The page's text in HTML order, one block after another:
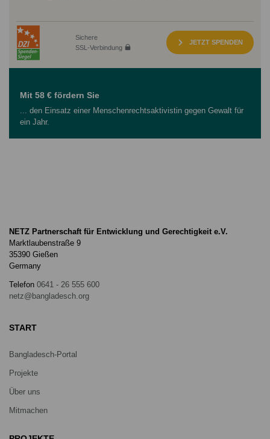
Sichere
SSL-Verbindung
JETZT SPENDEN
Mit 58 € fördern Sie
... den Einsatz einer Menschenrechtsaktivistin gegen Gewalt für
ein Jahr.
NETZ Partnerschaft für Entwicklung und Gerechtigkeit e.V.
Marktlaubenstraße 9
35390 Gießen
Germany
Telefon 0641 - 26 555 600
netz@bangladesch.org
START
Bangladesch-Portal
Projekte
Über uns
Mitmachen